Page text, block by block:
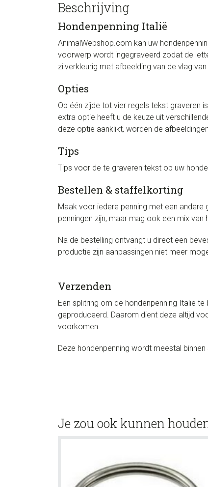
Beschrijving
Hondenpenning Italië
AnimalWebshop.com kan uw
voorwerp wordt ingegraveerd zodat de
zilverkleurig met afbeelding van de vlag
Opties
Op één zijde tot vier regels tekst graveren
extra optie heeft u de keuze uit
deze optie aanklikt, worden de
Tips
Tips voor de te graveren tekst op uw
Bestellen & staffelkorting
Maak voor iedere penning met een
penningen zijn, maar mag ook een mix van
Na de bestelling ontvangt u direct een
productie zijn aanpassingen niet meer
Verzenden
Een splitring om de hondenpenning Italië
geproduceerd. Daarom dient deze altijd
voorkomen.
Deze hondenpenning wordt meestal
Je zou ook kunnen